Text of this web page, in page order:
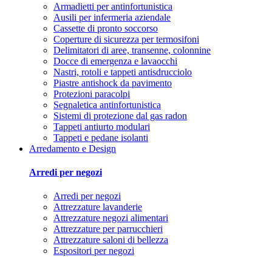
Armadietti per antinfortunistica
Ausili per infermeria aziendale
Cassette di pronto soccorso
Coperture di sicurezza per termosifoni
Delimitatori di aree, transenne, colonnine
Docce di emergenza e lavaocchi
Nastri, rotoli e tappeti antisdrucciolo
Piastre antishock da pavimento
Protezioni paracolpi
Segnaletica antinfortunistica
Sistemi di protezione dal gas radon
Tappeti antiurto modulari
Tappeti e pedane isolanti
Arredamento e Design
Arredi per negozi
Arredi per negozi
Attrezzature lavanderie
Attrezzature negozi alimentari
Attrezzature per parrucchieri
Attrezzature saloni di bellezza
Espositori per negozi